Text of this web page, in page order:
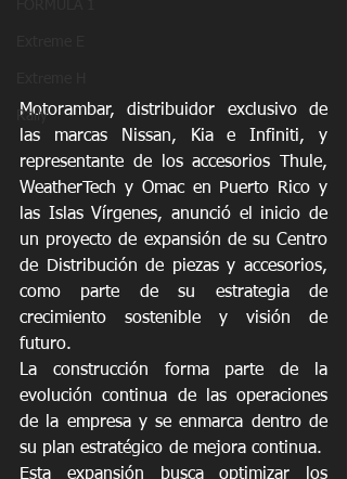
Rally
Motorambar, distribuidor exclusivo de
las marcas Nissan, Kia e Infiniti, y
representante de los accesorios Thule,
WeatherTech y Omac en Puerto Rico y
las Islas Vírgenes, anunció el inicio de
un proyecto de expansión de su Centro
de Distribución de piezas y accesorios,
como parte de su estrategia de
crecimiento sostenible y visión de
futuro.
La construcción forma parte de la
evolución continua de las operaciones
de la empresa y se enmarca dentro de
su plan estratégico de mejora continua.
Esta expansión busca optimizar los